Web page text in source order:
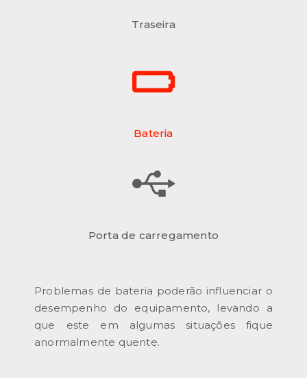
Traseira
Bateria
Porta de carregamento
Problemas de bateria poderão influenciar o
desempenho do equipamento, levando a
que este em algumas situações fique
anormalmente quente.